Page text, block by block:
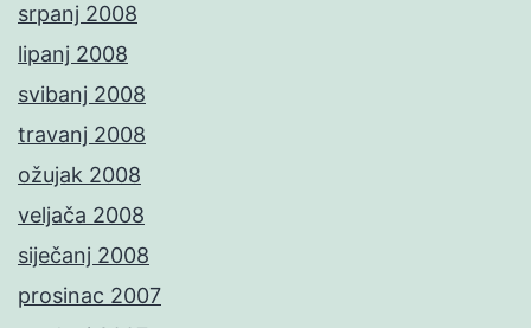
srpanj 2008
lipanj 2008
svibanj 2008
travanj 2008
ožujak 2008
veljača 2008
siječanj 2008
prosinac 2007